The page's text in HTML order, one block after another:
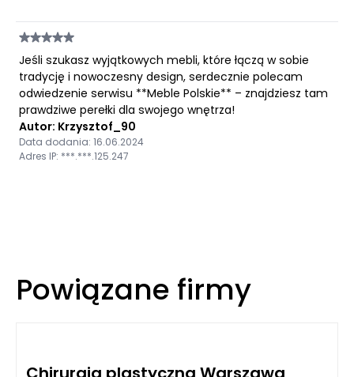
Jeśli szukasz wyjątkowych mebli, które łączą w sobie
tradycję i nowoczesny design, serdecznie polecam
odwiedzenie serwisu **Meble Polskie** – znajdziesz tam
prawdziwe perełki dla swojego wnętrza!
Autor: Krzysztof_90
Data dodania: 16.06.2024
Adres IP: ***.***.125.247
Powiązane firmy